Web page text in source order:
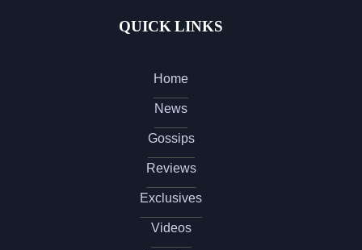
QUICK LINKS
Home
News
Gossips
Reviews
Exclusives
Videos